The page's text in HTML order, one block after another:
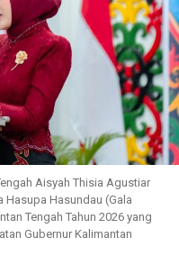
Aisyah Thisia Agustiar
Hasundau (Gala
Tengah Tahun 2026 yang
Gubernur Kalimantan